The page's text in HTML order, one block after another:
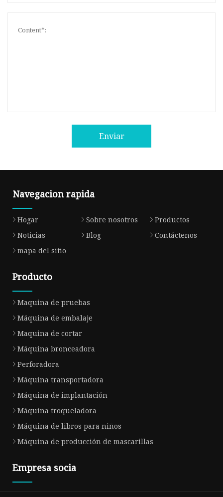
Enviar
Navegacion rapida
Hogar Sobre nosotros
Productos
Noticias
Blog
Contáctenos
mapa del sitio
Producto
Maquina de pruebas
Máquina de embalaje
Maquina de cortar
Máquina bronceadora
Perforadora
Máquina transportadora
Máquina de implantación
Máquina troqueladora
Máquina de libros para niños
Máquina de producción de mascarillas
Empresa socia